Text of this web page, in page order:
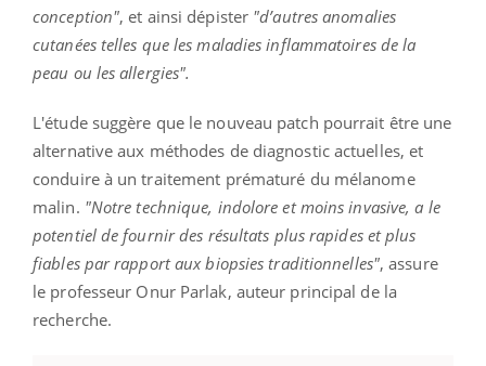
conception", et ainsi dépister "d’autres anomalies
cutanées telles que les maladies inflammatoires de la
peau ou les allergies".
L'étude suggère que le nouveau patch pourrait être une
alternative aux méthodes de diagnostic actuelles, et
conduire à un traitement prématuré du mélanome
malin. "Notre technique, indolore et moins invasive, a le
potentiel de fournir des résultats plus rapides et plus
fiables par rapport aux biopsies traditionnelles", assure
le professeur Onur Parlak, auteur principal de la
recherche.